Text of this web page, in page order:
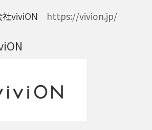
社viviON https://vivion.jp/